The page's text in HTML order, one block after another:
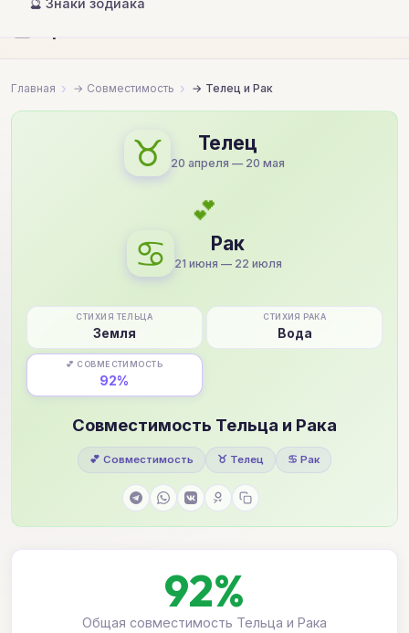
🔮 Знаки зодиака
Главная Совместимость Телец и Рак
♉ Телец
20 апреля — 20 мая
💕
♋ Рак
21 июня — 22 июля
СТИХИЯ ТЕЛЬЦА
Земля
СТИХИЯ РАКА
Вода
💕 СОВМЕСТИМОСТЬ
92%
Совместимость Тельца и Рака
💕 Совместимость ♉ Телец ♋ Рак
92%
Общая совместимость Тельца и Рака